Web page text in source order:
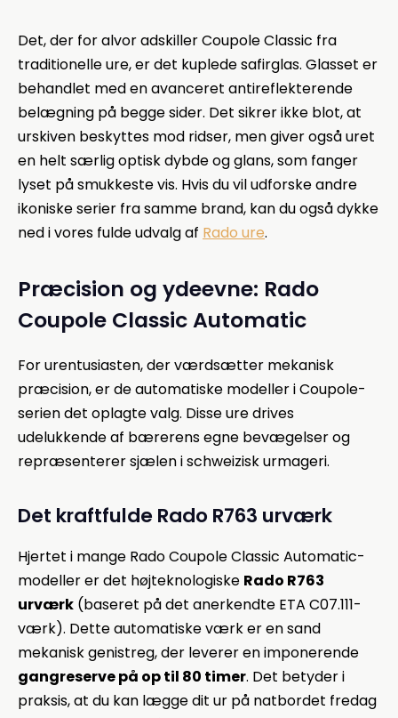
Det, der for alvor adskiller Coupole Classic fra
traditionelle ure, er det kuplede safirglas. Glasset er
behandlet med en avanceret antireflekterende
belægning på begge sider. Det sikrer ikke blot, at
urskiven beskyttes mod ridser, men giver også uret
en helt særlig optisk dybde og glans, som fanger
lyset på smukkeste vis. Hvis du vil udforske andre
ikoniske serier fra samme brand, kan du også dykke
ned i vores fulde udvalg af Rado ure.
Præcision og ydeevne: Rado
Coupole Classic Automatic
For urentusiasten, der værdsætter mekanisk
præcision, er de automatiske modeller i Coupole-
serien det oplagte valg. Disse ure drives
udelukkende af bærerens egne bevægelser og
repræsenterer sjælen i schweizisk urmageri.
Det kraftfulde Rado R763 urværk
Hjertet i mange Rado Coupole Classic Automatic-
modeller er det højteknologiske Rado R763
urværk (baseret på det anerkendte ETA C07.111-
værk). Dette automatiske værk er en sand
mekanisk genistreg, der leverer en imponerende
gangreserve på op til 80 timer. Det betyder i
praksis, at du kan lægge dit ur på natbordet fredag